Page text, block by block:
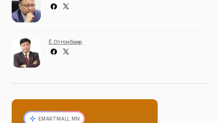
Ё. Отгонбаяр
EMARTMALL.MN